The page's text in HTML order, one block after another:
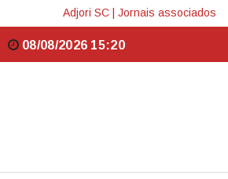
Adjori SC Jornais associados
08/08/2026 15:20